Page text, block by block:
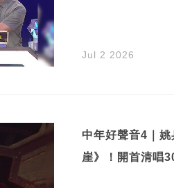
Jul 2 2026
中年好聲音4｜
崖》！開首清唱